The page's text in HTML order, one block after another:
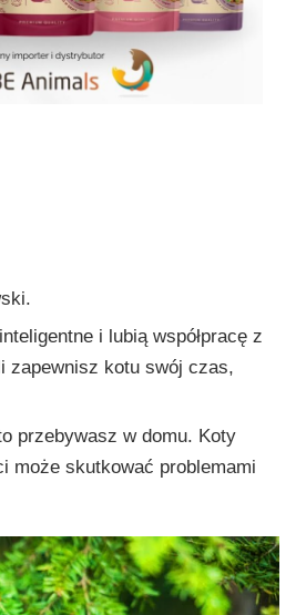
i lubią współpracę z
zapewnisz kotu swój czas,
przebywasz w domu. Koty
może skutkować problemami